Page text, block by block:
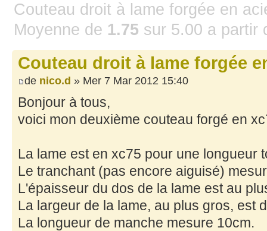
Couteau droit à lame forgée en
Moyenne de 1.75 sur 5.00 a partir
Couteau droit à lame forgée
de nico.d » Mer 7 Mar 2012 15:40
Bonjour à tous,
voici mon deuxième couteau forgé en
La lame est en xc75 pour une longueur
Le tranchant (pas encore aiguisé)
L'épaisseur du dos de la lame est au
La largeur de la lame, au plus gros, est
La longueur de manche mesure 10cm.